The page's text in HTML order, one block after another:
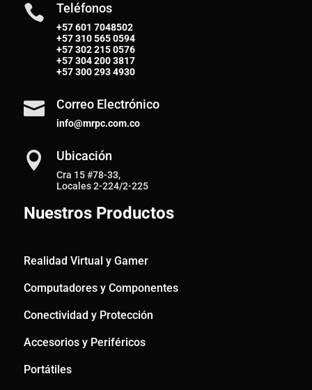
 Teléfonos
+57 601 7048502
+57310 565 0594
+57302 215 0576
+57304 200 3817
+57300 293 4930
 Correo Electrónico
info@mrpc.com.co
 Ubicación
Cra 15 #78-33,
Locales 2-224/2-225
Nuestros Productos
Realidad Virtual y Gamer
Computadores y Componentes
Conectividad y Protección
Accesorios y Periféricos
Portátiles